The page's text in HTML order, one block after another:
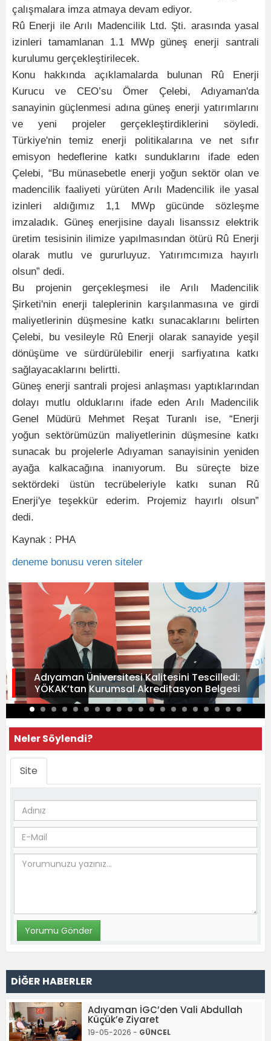
çalışmalara imza atmaya devam ediyor.
Rû Enerji ile Arılı Madencilik Ltd. Şti. arasında yasal
izinleri tamamlanan 1.1 MWp güneş enerji santrali
kurulumu gerçekleştirilecek.
Konu hakkında açıklamalarda bulunan Rû Enerji
Kurucu ve CEO’su Ömer Çelebi, Adıyaman'da
sanayinin güçlenmesi adına güneş enerji yatırımlarını
ve yeni projeler gerçekleştirdiklerini söyledi.
Türkiye'nin temiz enerji politikalarına ve net sıfır
emisyon hedeflerine katkı sunduklarını ifade eden
Çelebi, “Bu münasebetle enerji yoğun sektör olan ve
madencilik faaliyeti yürüten Arılı Madencilik ile yasal
izinleri aldığımız 1,1 MWp gücünde sözleşme
imzaladık. Güneş enerjisine dayalı lisanssız elektrik
üretim tesisinin ilimize yapılmasından ötürü Rû Enerji
olarak mutlu ve gururluyuz. Yatırımcımıza hayırlı
olsun” dedi.
Bu projenin gerçekleşmesi ile Arılı Madencilik
Şirketi'nin enerji taleplerinin karşılanmasına ve girdi
maliyetlerinin düşmesine katkı sunacaklarını belirten
Çelebi, bu vesileyle Rû Enerji olarak sanayide yeşil
dönüşüme ve sürdürülebilir enerji sarfiyatına katkı
sağlayacaklarını belirtti.
Güneş enerji santrali projesi anlaşması yaptıklarından
dolayı mutlu olduklarını ifade eden Arılı Madencilik
Genel Müdürü Mehmet Reşat Turanlı ise, “Enerji
yoğun sektörümüzün maliyetlerinin düşmesine katkı
sunacak bu projelerle Adıyaman sanayisinin yeniden
ayağa kalkacağına inanıyorum. Bu süreçte bize
sektördeki üstün tecrübeleriyle katkı sunan Rû
Enerji'ye teşekkür ederim. Projemiz hayırlı olsun”
dedi.
Kaynak : PHA
deneme bonusu veren siteler
Adıyaman Üniversitesi Kalitesini Tescilledi:
YÖKAK’tan Kurumsal Akreditasyon Belgesi
Neler Söylendi?
Site
DİĞER HABERLER
Adıyaman İGC’den Vali Abdullah
Küçük’e Ziyaret
19-05-2026 - GÜNCEL